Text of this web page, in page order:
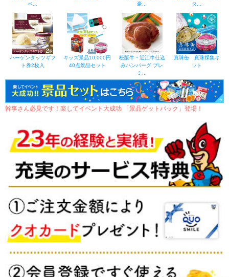
ペ...
豪...
タ...
ハーゲンダッツギフ
ト券2枚入
キッズ景品10,000円
40点景品セット
松阪牛・近江牛仕込
みハンバーグ プレ
ミ...
真珠缶 真珠採集キ
ット
幹事さん必見です！楽してイベント大成功 「景品ゲットパック」登場！